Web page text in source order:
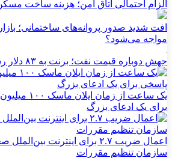
الزام احتمالی اتاق امن؛ هزینه ساخت
افت شدید صدور پروانه‌های ساختمانی؛
مواجه می‌شود؟
جهش دوباره قیمت نفت؛ برنت به ۸۳ دلار رسید
یک ساعت از
برای یک ادعای بزرگ
اعمال ضریب ۲.۷ برای اینترنت
سازمان تنظیم مقررات